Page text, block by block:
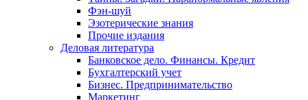
Фэн-шуй
Эзотерические знания
Прочие издания
Деловая литература
Банковское дело. Финансы. Кредит
Бухгалтерский учет
Бизнес. Предпринимательство
Маркетинг